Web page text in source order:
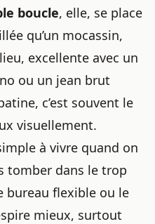
boucle, elle, se place
qu’un mocassin,
excellente avec un
ou un jean brut
c’est souvent le
visuellement.
à vivre quand on
tomber dans le trop
bureau flexible ou le
mieux, surtout